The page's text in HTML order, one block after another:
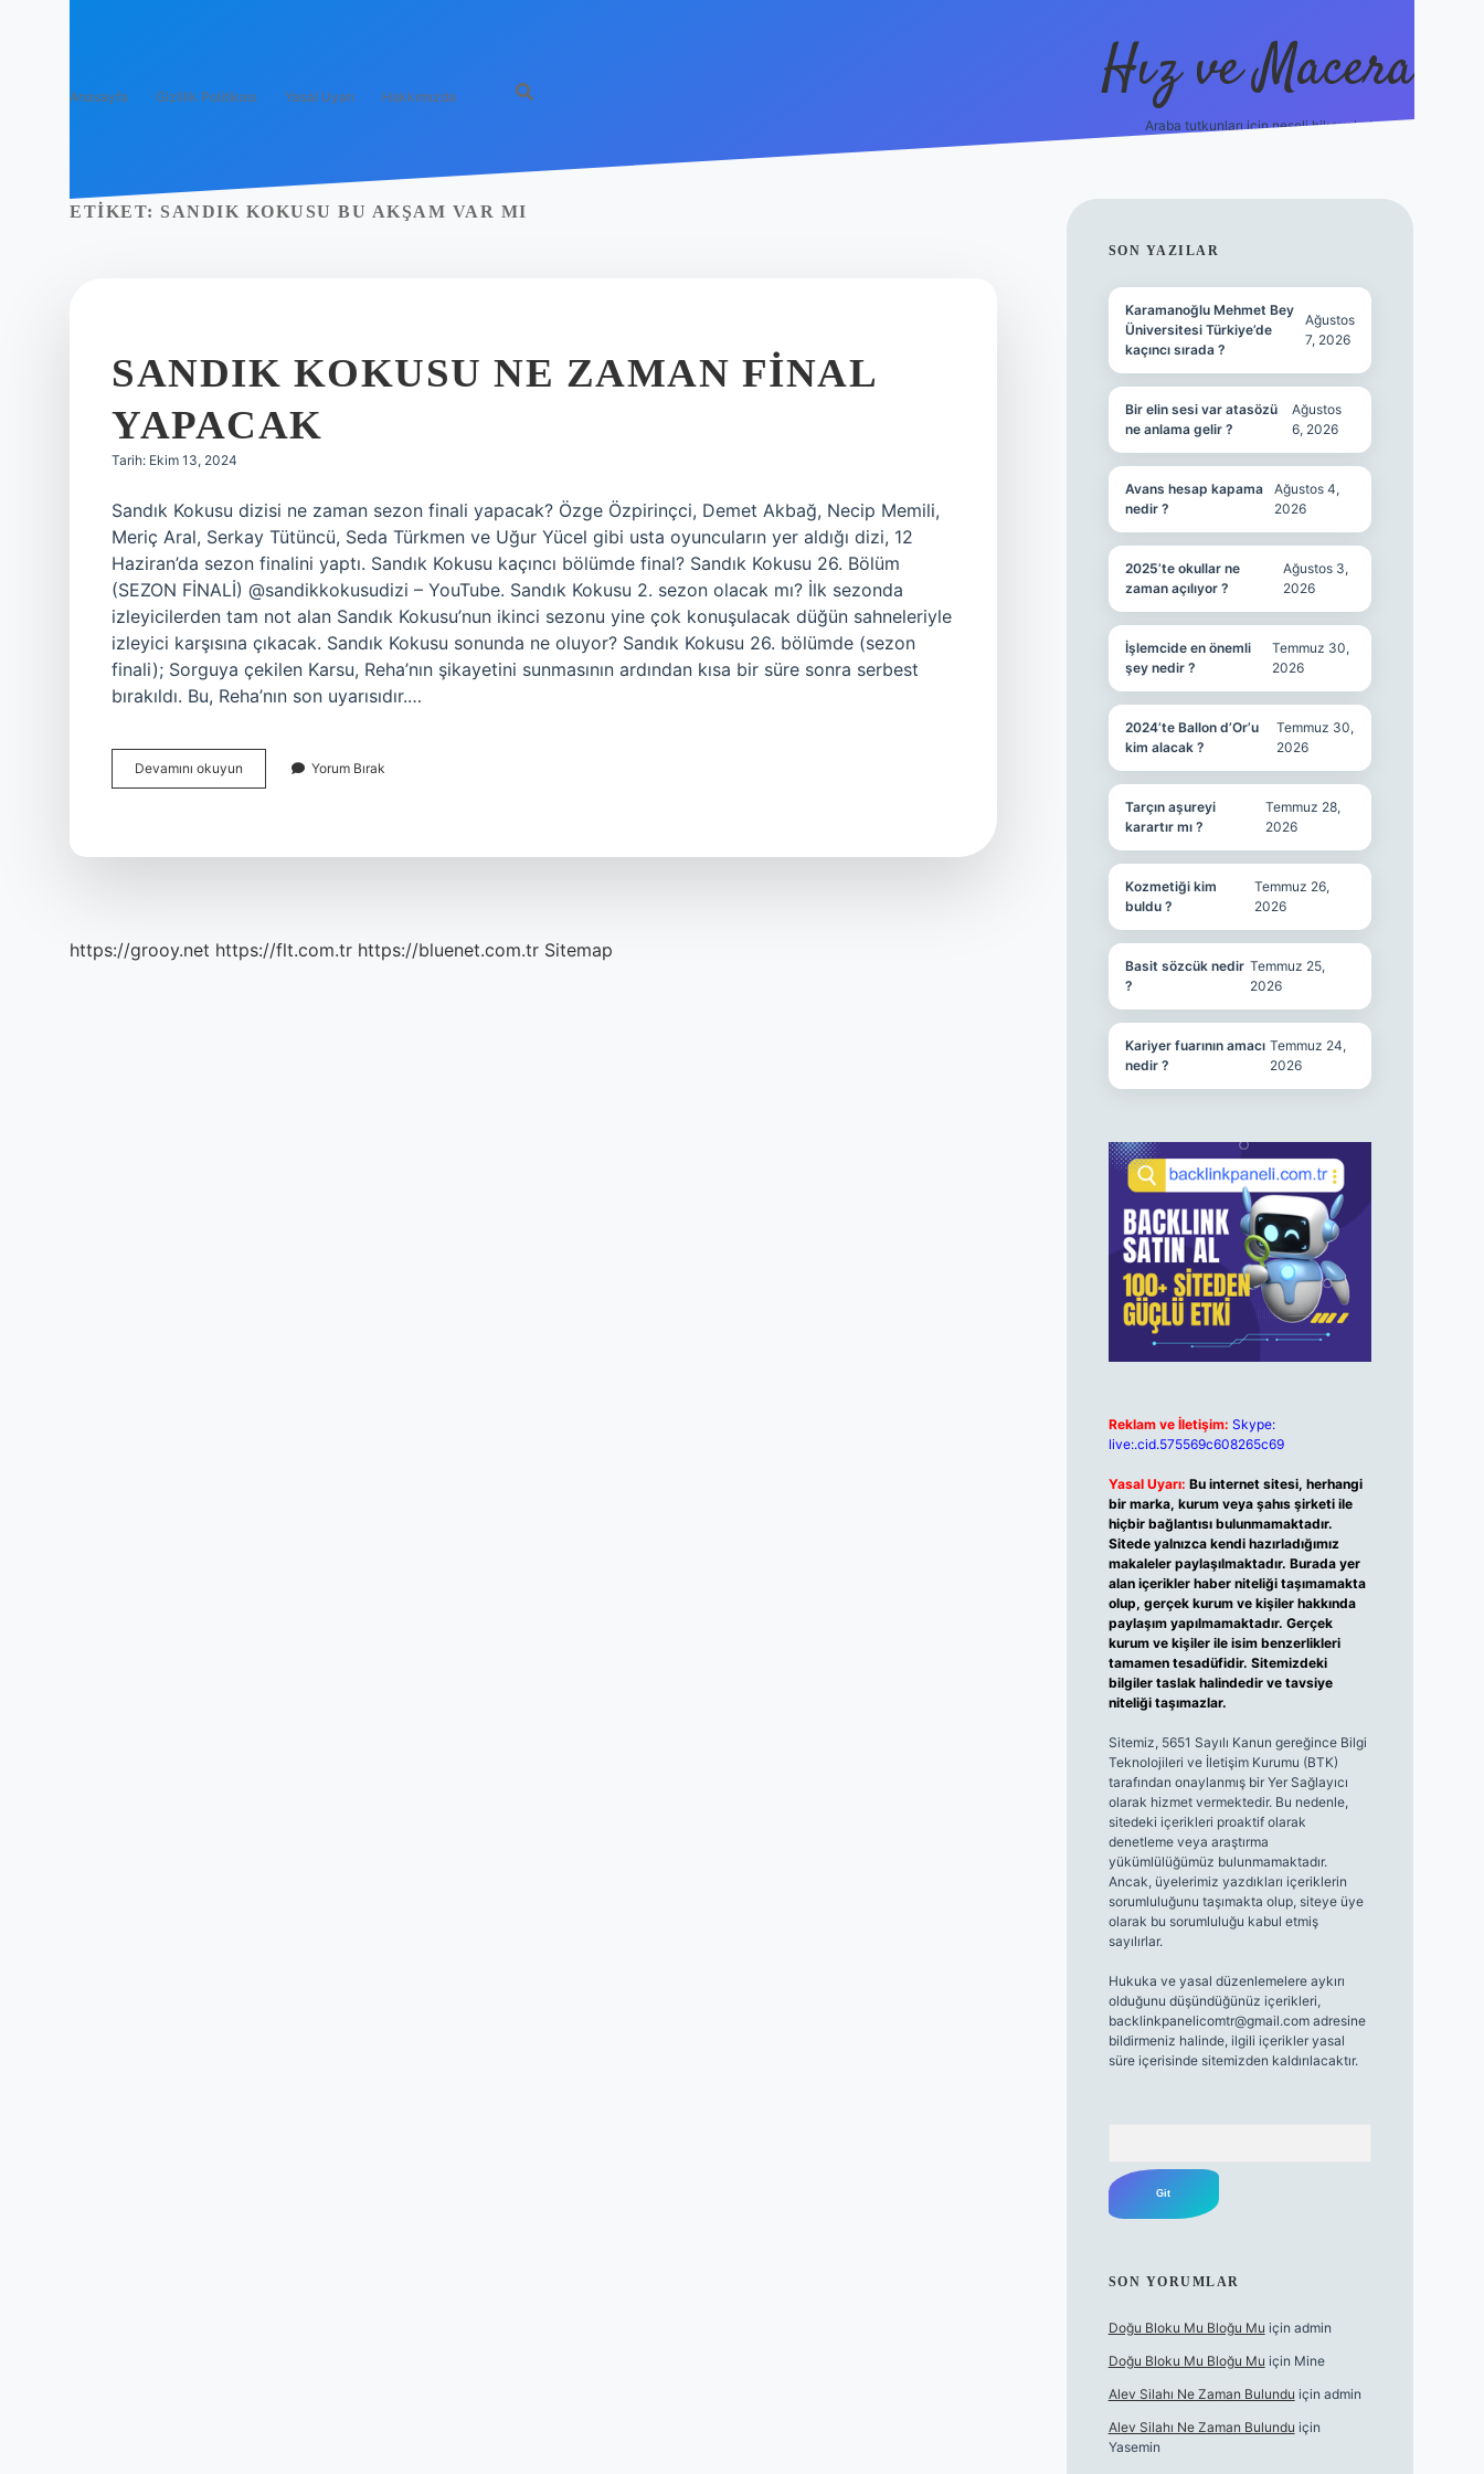
Anasayfa Gizlilik Politikası Yasal Uyarı Hakkımızda Hız ve Macera
Araba tutkunları için neşeli hikayeler!
ETIKET: SANDIK KOKUSU BU AKŞAM VAR MI
SANDIK KOKUSU NE ZAMAN FINAL
YAPACAK
Tarih: Ekim 13, 2024
Sandık Kokusu dizisi ne zaman sezon finali yapacak? Özge Özpirinçci, Demet Akbağ, Necip Memili,
Meriç Aral, Serkay Tütüncü, Seda Türkmen ve Uğur Yücel gibi usta oyuncuların yer aldığı dizi, 12
Haziran’da sezon finalini yaptı. Sandık Kokusu kaçıncı bölümde final? Sandık Kokusu 26. Bölüm
(SEZON FİNALİ) @sandikkokusudizi – YouTube. Sandık Kokusu 2. sezon olacak mı? İlk sezonda
izleyicilerden tam not alan Sandık Kokusu’nun ikinci sezonu yine çok konuşulacak düğün sahneleriyle
izleyici karşısına çıkacak. Sandık Kokusu sonunda ne oluyor? Sandık Kokusu 26. bölümde (sezon
finali); Sorguya çekilen Karsu, Reha’nın şikayetini sunmasının ardından kısa bir süre sonra serbest
bırakıldı. Bu, Reha’nın son uyarısıdır.…
Devamını okuyun
Kokusu
Yorum Bırak
https://grooy.net https://flt.com.tr https://bluenet.com.tr Sitemap
SIDEBAR
SON YAZILAR
Karamanoğlu Mehmet Bey
Üniversitesi Türkiye’de
kaçıncı sırada ?
Ağustos
7, 2026
Bir elin sesi var atasözü
ne anlama gelir ?
Ağustos
6, 2026
Avans hesap kapama
nedir ?
Ağustos 4,
2026
2025’te okullar ne
zaman açılıyor ?
Ağustos 3,
2026
İşlemcide en önemli
şey nedir ?
Temmuz 30,
2026
2024’te Ballon d’Or’u
kim alacak ?
Temmuz 30,
2026
Tarçın aşureyi
karartır mı ?
Temmuz 28,
2026
Kozmetiği kim
buldu ?
Temmuz 26,
2026
Basit sözcük nedir
?
Temmuz 25,
2026
Kariyer fuarının amacı
nedir ?
Temmuz 24,
2026
Reklam ve İletişim: Skype:
live:.cid.575569c608265c69
Yasal Uyarı: Bu internet sitesi, herhangi
bir marka, kurum veya şahıs şirketi ile
hiçbir bağlantısı bulunmamaktadır.
Sitede yalnızca kendi hazırladığımız
makaleler paylaşılmaktadır. Burada yer
alan içerikler haber niteliği taşımamakta
olup, gerçek kurum ve kişiler hakkında
paylaşım yapılmamaktadır. Gerçek
kurum ve kişiler ile isim benzerlikleri
tamamen tesadüfidir. Sitemizdeki
bilgiler taslak halindedir ve tavsiye
niteliği taşımazlar.
Sitemiz, 5651 Sayılı Kanun gereğince Bilgi
Teknolojileri ve İletişim Kurumu (BTK)
tarafından onaylanmış bir Yer Sağlayıcı
olarak hizmet vermektedir. Bu nedenle,
sitedeki içerikleri proaktif olarak
denetleme veya araştırma
yükümlülüğümüz bulunmamaktadır.
Ancak, üyelerimiz yazdıkları içeriklerin
sorumluluğunu taşımakta olup, siteye üye
olarak bu sorumluluğu kabul etmiş
sayılırlar.
Hukuka ve yasal düzenlemelere aykırı
olduğunu düşündüğünüz içerikleri,
backlinkpanelicomtr@gmail.comadresine
bildirmeniz halinde, ilgili içerikler yasal
süre içerisinde sitemizden kaldırılacaktır.
SON YORUMLAR
Doğu Bloku Mu Bloğu Mu için admin
Doğu Bloku Mu Bloğu Mu için Mine
Alev Silahı Ne Zaman Bulundu için admin
Alev Silahı Ne Zaman Bulundu için
Yasemin
tulipbet.online